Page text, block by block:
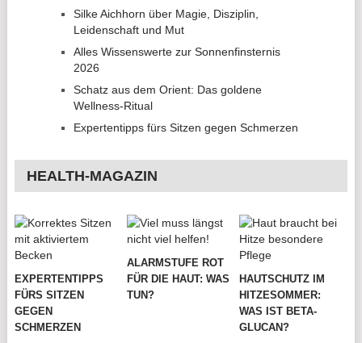
Silke Aichhorn über Magie, Disziplin,
Leidenschaft und Mut
Alles Wissenswerte zur Sonnenfinsternis
2026
Schatz aus dem Orient: Das goldene
Wellness-Ritual
Expertentipps fürs Sitzen gegen Schmerzen
HEALTH-MAGAZIN
EXPERTENTIPPS
FÜRS SITZEN
GEGEN
SCHMERZEN
ALARMSTUFE ROT
FÜR DIE HAUT: WAS
TUN?
HAUTSCHUTZ IM
HITZESOMMER:
WAS IST BETA-
GLUCAN?